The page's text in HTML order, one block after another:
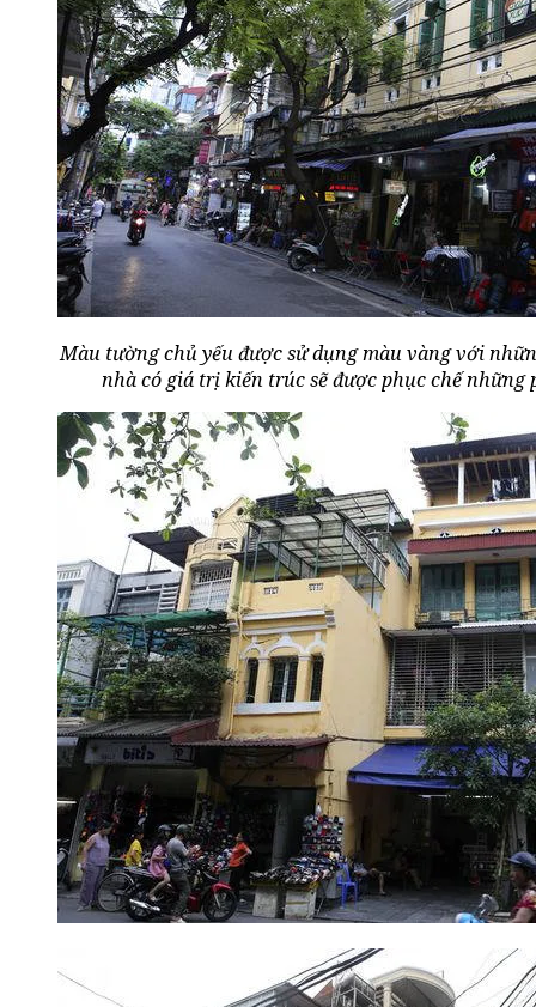
Màu tường chủ yếu được sử dụng màu vàng với
nhà có giá trị kiến trúc sẽ được phục chế những